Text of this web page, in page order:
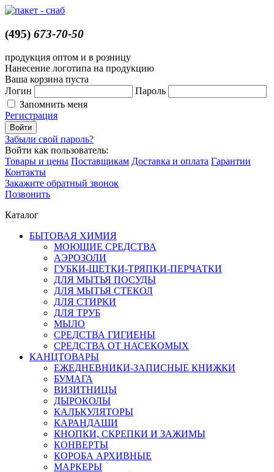
(495) 673-70-50
продукция оптом и в розницу
Нанесение логотипа на продукцию
Ваша корзина пуста
Логин
Пароль
Запомнить меня
Регистрация
Забыли свой пароль?
Войти как пользователь:
Товары и цены Поставщикам Доставка и оплата Гарантии
Контакты
Закажите обратный звонок
Позвонить
Каталог
БЫТОВАЯ ХИМИЯ
МОЮЩИЕ СРЕДСТВА
АЭРОЗОЛИ
ГУБКИ-ЩЕТКИ-ТРЯПКИ-ПЕРЧАТКИ
ДЛЯ МЫТЬЯ ПОСУДЫ
ДЛЯ МЫТЬЯ СТЕКОЛ
ДЛЯ СТИРКИ
ДЛЯ ТРУБ
МЫЛО
СРЕДСТВА ГИГИЕНЫ
СРЕДСТВА ОТ НАСЕКОМЫХ
КАНЦТОВАРЫ
ЕЖЕДНЕВНИКИ-ЗАПИСНЫЕ КНИЖКИ
БУМАГА
ВИЗИТНИЦЫ
ДЫРОКОЛЫ
КАЛЬКУЛЯТОРЫ
КАРАНДАШИ
КНОПКИ, СКРЕПКИ И ЗАЖИМЫ
КОНВЕРТЫ
КОРОБА АРХИВНЫЕ
МАРКЕРЫ